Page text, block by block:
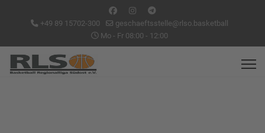
+49 89 15702-300
geschaeftsstelle@rlso.basketball
Mo - Fr 08:00 - 12:00